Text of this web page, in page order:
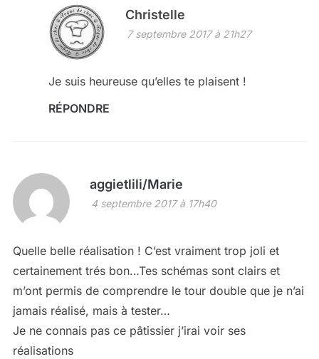
Christelle
7 septembre 2017 à 21h27
Je suis heureuse qu’elles te plaisent !
RÉPONDRE
aggietlili/Marie
4 septembre 2017 à 17h40
Quelle belle réalisation ! C’est vraiment trop joli et
certainement trés bon…Tes schémas sont clairs et
m’ont permis de comprendre le tour double que je n’ai
jamais réalisé, mais à tester…
Je ne connais pas ce pâtissier j’irai voir ses
réalisations